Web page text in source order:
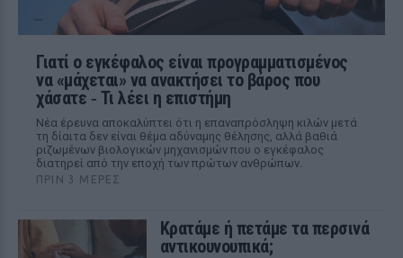
Γιατί ο εγκέφαλος είναι προγραμματισμένος
να «μάχεται» να ανακτήσει το βάρος που
χάσατε ‑ Τι λέει η επιστήμη
Νέα έρευνα αποκαλύπτει ότι η επαναπρόσληψη κιλών μετά
τη δίαιτα δεν είναι θέμα αδύναμης θέλησης, αλλά βαθιά
ριζωμένων βιολογικών μηχανισμών που ο εγκέφαλος
διατηρεί από την εποχή των πρώτων ανθρώπων.
ΠΡΙΝ 3 ΜΈΡΕΣ
Κρατάμε ή πετάμε τα περσινά
αντικουνουπικά;